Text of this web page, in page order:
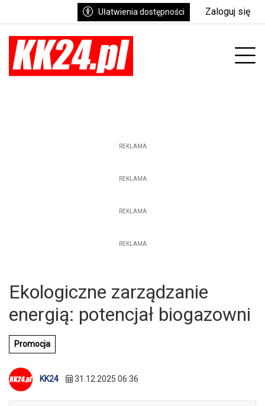
Ułatwienia dostępności Zaloguj się
REKLAMA
REKLAMA
REKLAMA
REKLAMA
Ekologiczne zarządzanie
energią: potencjał biogazowni
Promocja
KK24 31.12.2025 06:36